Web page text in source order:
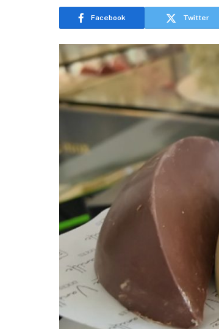
Facebook Twitter